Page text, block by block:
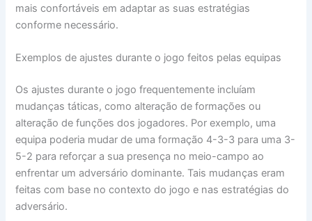
mais confortáveis em adaptar as suas estratégias
conforme necessário.
Exemplos de ajustes durante o jogo feitos pelas equipas
Os ajustes durante o jogo frequentemente incluíam
mudanças táticas, como alteração de formações ou
alteração de funções dos jogadores. Por exemplo, uma
equipa poderia mudar de uma formação 4-3-3 para uma 3-
5-2 para reforçar a sua presença no meio-campo ao
enfrentar um adversário dominante. Tais mudanças eram
feitas com base no contexto do jogo e nas estratégias do
adversário.